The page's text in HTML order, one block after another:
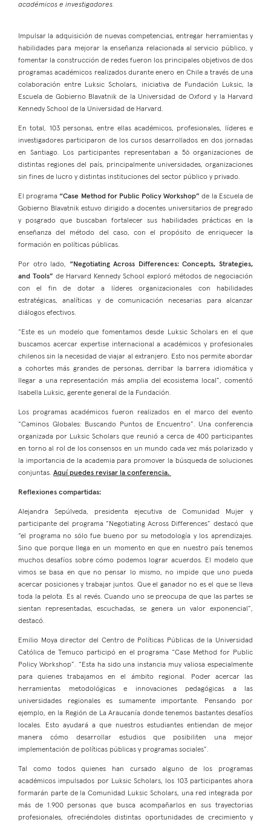
académicos e investigadores.
Impulsar la adquisición de nuevas competencias, entregar herramientas y
habilidades para mejorar la enseñanza relacionada al servicio público, y
fomentar la construcción de redes fueron los principales objetivos de dos
programas académicos realizados durante enero en Chile a través de una
colaboración entre Luksic Scholars, iniciativa de Fundación Luksic, la
Escuela de Gobierno Blavatnik de la Universidad de Oxford y la Harvard
Kennedy School de la Universidad de Harvard.
En total, 103 personas, entre ellas académicos, profesionales, líderes e
investigadores participaron de los cursos desarrollados en dos jornadas
en Santiago. Los participantes representaban a 56 organizaciones de
distintas regiones del país, principalmente universidades, organizaciones
sin fines de lucro y distintas instituciones del sector público y privado.
El programa “Case Method for Public Policy Workshop”de la Escuela de
Gobierno Blavatnik estuvo dirigido a docentes universitarios de pregrado
y posgrado que buscaban fortalecer sus habilidades prácticas en la
enseñanza del método del caso, con el propósito de enriquecer la
formación en políticas públicas.
Por otro lado, “Negotiating Across Differences: Concepts, Strategies,
and Tools” de Harvard Kennedy School exploró métodos de negociación
con el fin de dotar a líderes organizacionales con habilidades
estratégicas, analíticas y de comunicación necesarias para alcanzar
diálogos efectivos.
“Este es un modelo que fomentamos desde Luksic Scholars en el que
buscamos acercar expertise internacional a académicos y profesionales
chilenos sin la necesidad de viajar al extranjero. Esto nos permite abordar
a cohortes más grandes de personas, derribar la barrera idiomática y
llegar a una representación más amplia del ecosistema local”, comentó
Isabella Luksic, gerente general de la Fundación.
Los programas académicos fueron realizados en el marco del evento
“Caminos Globales: Buscando Puntos de Encuentro”. Una conferencia
organizada por Luksic Scholars que reunió a cerca de 400 participantes
en torno al rol de los consensos en un mundo cada vez más polarizado y
la importancia de la academia para promover la búsqueda de soluciones
conjuntas. Aquí puedes revisar la conferencia.
Reflexiones compartidas:
Alejandra Sepúlveda, presidenta ejecutiva de Comunidad Mujer y
participante del programa “Negotiating Across Differences” destacó que
“el programa no sólo fue bueno por su metodología y los aprendizajes.
Sino que porque llega en un momento en que en nuestro país tenemos
muchos desafíos sobre cómo podemos lograr acuerdos. El modelo que
vimos se basa en que no pensar lo mismo, no impide que uno pueda
acercar posiciones y trabajar juntos. Que el ganador no es el que se lleva
toda la pelota. Es al revés. Cuando uno se preocupa de que las partes se
sientan representadas, escuchadas, se genera un valor exponencial”,
destacó.
Emilio Moya director del Centro de Políticas Públicas de la Universidad
Católica de Temuco participó en el programa “Case Method for Public
Policy Workshop”. “Esta ha sido una instancia muy valiosa especialmente
para quienes trabajamos en el ámbito regional. Poder acercar las
herramientas metodológicas e innovaciones pedagógicas a las
universidades regionales es sumamente importante. Pensando por
ejemplo, en la Región de La Araucanía donde tenemos bastantes desafíos
locales. Esto ayudará a que nuestros estudiantes entiendan de mejor
manera cómo desarrollar estudios que posibiliten una mejor
implementación de políticas públicas y programas sociales”.
Tal como todos quienes han cursado alguno de los programas
académicos impulsados por Luksic Scholars, los 103 participantes ahora
formarán parte de la Comunidad Luksic Scholars, una red integrada por
más de 1.900 personas que busca acompañarlos en sus trayectorias
profesionales, ofreciéndoles distintas oportunidades de crecimiento y